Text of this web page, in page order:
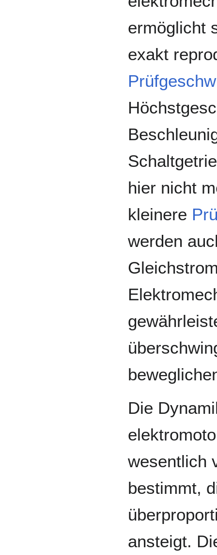
ermöglicht
exakt
hier nicht
kleinere
werden
Die
wesentlich
bestimmt,
ansteigt.